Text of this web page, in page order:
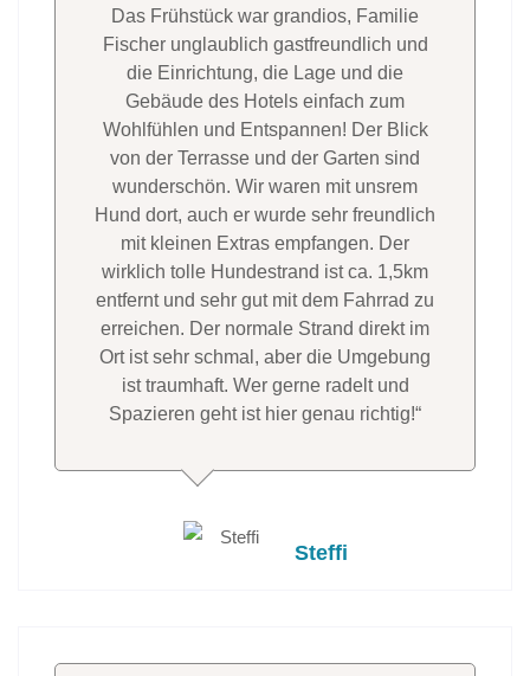
Das Frühstück war grandios, Familie
Fischer unglaublich gastfreundlich und
die Einrichtung, die Lage und die
Gebäude des Hotels einfach zum
Wohlfühlen und Entspannen! Der Blick
von der Terrasse und der Garten sind
wunderschön. Wir waren mit unsrem
Hund dort, auch er wurde sehr freundlich
mit kleinen Extras empfangen. Der
wirklich tolle Hundestrand ist ca. 1,5km
entfernt und sehr gut mit dem Fahrrad zu
erreichen. Der normale Strand direkt im
Ort ist sehr schmal, aber die Umgebung
ist traumhaft. Wer gerne radelt und
Spazieren geht ist hier genau richtig!“
Steffi